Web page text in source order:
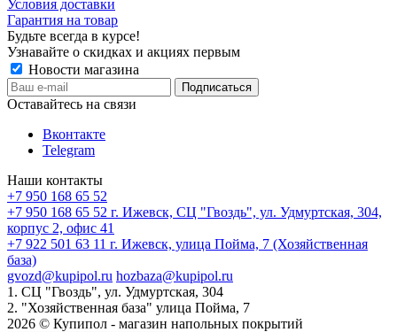
Условия доставки
Гарантия на товар
Будьте всегда в курсе!
Узнавайте о скидках и акциях первым
Новости магазина
Оставайтесь на связи
Вконтакте
Telegram
Наши контакты
+7 950 168 65 52
+7 950 168 65 52 г. Ижевск, СЦ "Гвоздь", ул. Удмуртская, 304,
корпус 2, офис 41
+7 922 501 63 11 г. Ижевск, улица Пойма, 7 (Хозяйственная
база)
gvozd@kupipol.ru hozbaza@kupipol.ru
1. СЦ "Гвоздь", ул. Удмуртская, 304
2. "Хозяйственная база" улица Пойма, 7
2026 © Купипол - магазин напольных покрытий